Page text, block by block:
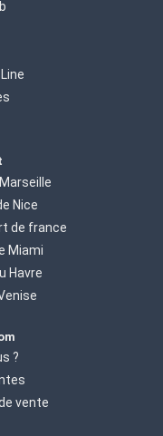
Nice
de france
Miami
Havre
?
vente